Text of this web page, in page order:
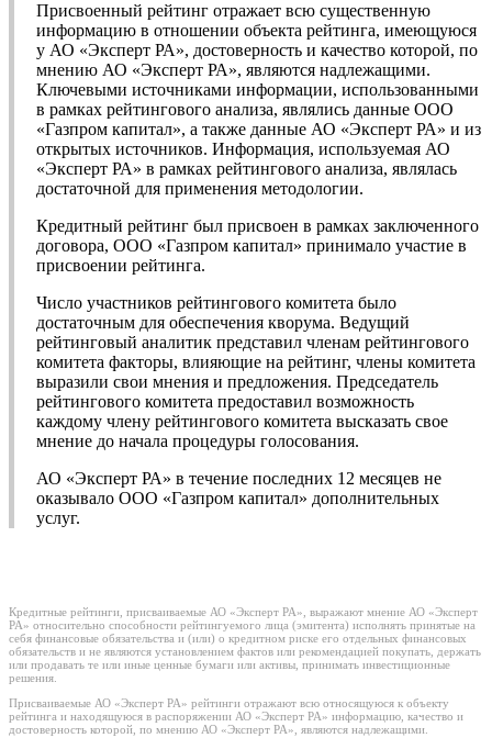
Присвоенный рейтинг отражает всю существенную
информацию в отношении объекта рейтинга, имеющуюся
у АО «Эксперт РА», достоверность и качество которой, по
мнению АО «Эксперт РА», являются надлежащими.
Ключевыми источниками информации, использованными
в рамках рейтингового анализа, являлись данные ООО
«Газпром капитал», а также данные АО «Эксперт РА» и из
открытых источников. Информация, используемая АО
«Эксперт РА» в рамках рейтингового анализа, являлась
достаточной для применения методологии.
Кредитный рейтинг был присвоен в рамках заключенного
договора, ООО «Газпром капитал» принимало участие в
присвоении рейтинга.
Число участников рейтингового комитета было
достаточным для обеспечения кворума. Ведущий
рейтинговый аналитик представил членам рейтингового
комитета факторы, влияющие на рейтинг, члены комитета
выразили свои мнения и предложения. Председатель
рейтингового комитета предоставил возможность
каждому члену рейтингового комитета высказать свое
мнение до начала процедуры голосования.
АО «Эксперт РА» в течение последних 12 месяцев не
оказывало ООО «Газпром капитал» дополнительных
услуг.
Кредитные рейтинги, присваиваемые АО «Эксперт РА», выражают мнение АО «Эксперт
РА» относительно способности рейтингуемого лица (эмитента) исполнять принятые на
себя финансовые обязательства и (или) о кредитном риске его отдельных финансовых
обязательств и не являются установлением фактов или рекомендацией покупать, держать
или продавать те или иные ценные бумаги или активы, принимать инвестиционные
решения.
Присваиваемые АО «Эксперт РА» рейтинги отражают всю относящуюся к объекту
рейтинга и находящуюся в распоряжении АО «Эксперт РА» информацию, качество и
достоверность которой, по мнению АО «Эксперт РА», являются надлежащими.